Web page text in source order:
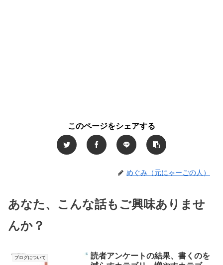
このページをシェアする
めぐみ（元にゃーごの人）
あなた、こんな話もご興味ありませ
んか？
ブログについて
読者アンケートの結果、書くのを